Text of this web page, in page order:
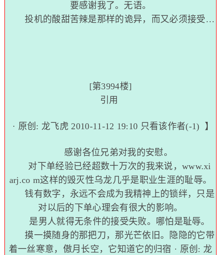
要感谢我了。无语。
投机的酸甜苦辣是那样的诡异，而又必须接受…
[第3994楼]
引用
· 原创: 龙飞虎 2010-11-12 19:10 只看该作者(-1) 】
感谢各位兄弟对我的安慰。
对下单经验已经超数十万次的我来说， www.xi
arj.co m这样的毁灭性乌龙几乎是职业生涯的耻辱。
钱有数字，永远不会成为我精神上的锁绊，只是
对以后的下单心理会有很大的影响。
是男人就得无条件的接受失败。哪怕是耻辱。
摸一摸随身的那把刀，那光芒依旧。隐隐的它带
着一丝寒意，傲月长空，它知道它的归宿 · 原创: 龙